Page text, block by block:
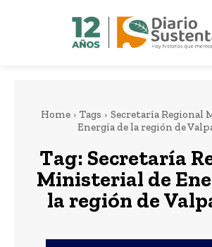
Home Tags
Secretaría Regional
Energía de la región de
Tag: Secretaría
Ministerial de
la región de